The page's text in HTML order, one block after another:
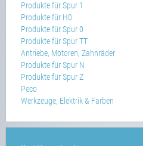
Produkte für Spur 1
Produkte für H0
Produkte für Spur 0
Produkte für Spur TT
Antriebe, Motoren, Zahnräder
Produkte für Spur N
Produkte für Spur Z
Peco
Werkzeuge, Elektrik & Farben